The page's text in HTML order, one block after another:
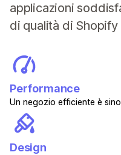
applicazioni
di qualità di Shopify
Performance
Un negozio efficiente è
Design